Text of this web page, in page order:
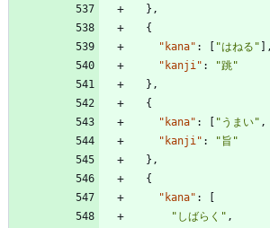
} ,
{
"kana" : "はねる"
,
"kanji" :
"跳"
} ,
{
"kana" : "うまい" ,
"kanji" :
"旨"
} ,
{
"kana" :
"しばらく" ,